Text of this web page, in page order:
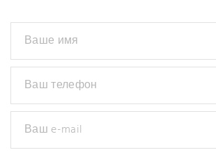
Ваше имя
Ваш телефон
Ваш e-mail